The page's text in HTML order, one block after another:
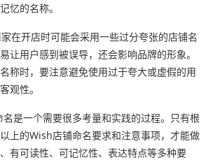
忆的名称。
在开店时可能会采用一些过分夸张的店铺名
让用户感到被误导，还会影响品牌的形象。
称时，要注意避免使用过于夸大或虚假的用
观性。
是一个需要很多考量和实践的过程。只有根
上的Wish店铺命名要求和注意事项，才能做
有可读性、可记忆性、表达特点等多种要